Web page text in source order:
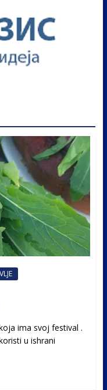
ima svoj festival .
u ishrani